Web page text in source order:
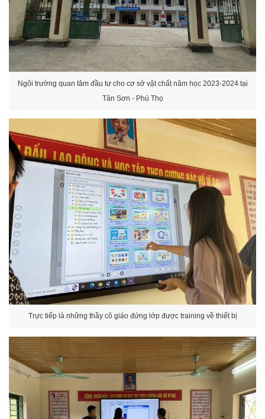
Ngôi trường quan tâm đầu tư cho cơ sở vật chất năm học 2023-2024 tại
Tân Sơn - Phú Thọ
Trực tiếp là những thầy cô giáo đứng lớp được training về thiết bị